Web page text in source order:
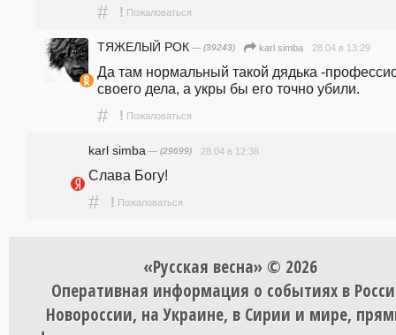
# ! Пожаловаться
ТЯЖЕЛЫЙ РОК — (39243) karl simba 28.04 в 13:29
Да там нормальный такой дядька -
своего дела, а укры бы его точно убили.
# ! Пожаловаться
karl simba — (29699) 28.04 в 12:38
Слава Богу!
# ! Пожаловаться
«Русская весна» © 2026
Оперативная информация о событиях в
Новороссии, на Украине, в Сирии и мире,